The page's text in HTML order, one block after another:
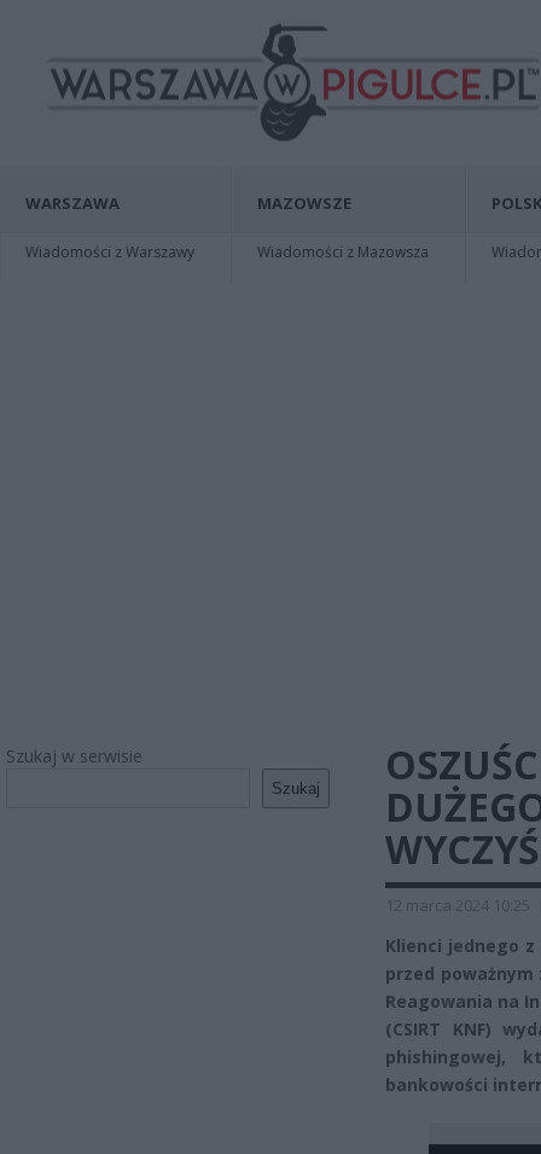
WARSZAWA
Wiadomości z Warszawy
MAZOWSZE
Wiadomości z Mazowsza
Szukaj w serwisie
Szukaj
12 marca 2024 10:25
Klienci jednego
przed
Reagowania na
(CSIRT KNF)
phishingowej,
bankowości